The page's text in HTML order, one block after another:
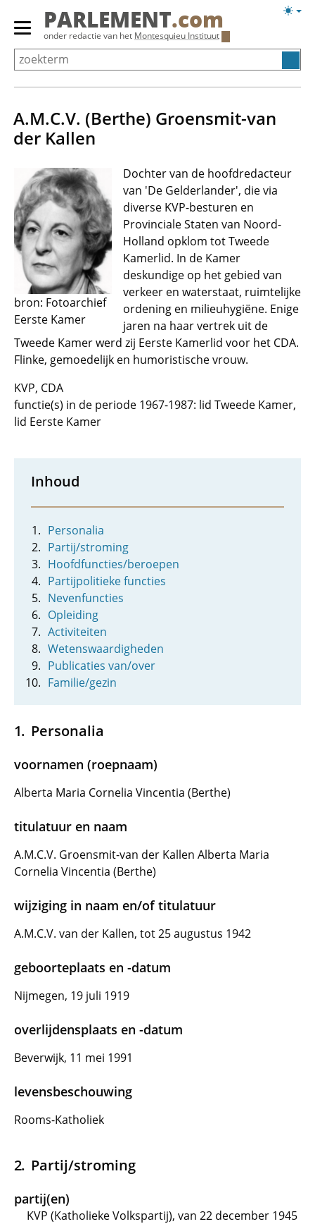
Overslaan
Primair
menu
tonen/verbergen
PARLEMENT.com
onder redactie van het Montesquieu Instituut
A.M.C.V. (Berthe) Groensmit-van
der Kallen
bron: Fotoarchief
Eerste Kamer
Dochter van de hoofdredacteur
van 'De Gelderlander', die via
diverse KVP-besturen en
Provinciale Staten van Noord-
Holland opklom tot Tweede
Kamerlid. In de Kamer
deskundige op het gebied van
verkeer en waterstaat, ruimtelijke
ordening en milieuhygiëne. Enige
jaren na haar vertrek uit de
Tweede Kamer werd zij Eerste Kamerlid voor het CDA.
Flinke, gemoedelijk en humoristische vrouw.
KVP, CDA
functie(s) in de periode 1967-1987: lid Tweede Kamer,
lid Eerste Kamer
Inhoud
Personalia
Partij/stroming
Hoofdfuncties/beroepen
Partijpolitieke functies
Nevenfuncties
Opleiding
Activiteiten
Wetenswaardigheden
Publicaties van/over
Familie/gezin
Personalia
voornamen (roepnaam)
Alberta Maria Cornelia Vincentia (Berthe)
titulatuur en naam
A.M.C.V. Groensmit-van der Kallen Alberta Maria
Cornelia Vincentia (Berthe)
wijziging in naam en/of titulatuur
A.M.C.V. van der Kallen, tot 25 augustus 1942
geboorteplaats en -datum
Nijmegen, 19 juli 1919
overlijdensplaats en -datum
Beverwijk, 11 mei 1991
levensbeschouwing
Rooms-Katholiek
Partij/stroming
partij(en)
KVP (Katholieke Volkspartij), van 22 december 1945